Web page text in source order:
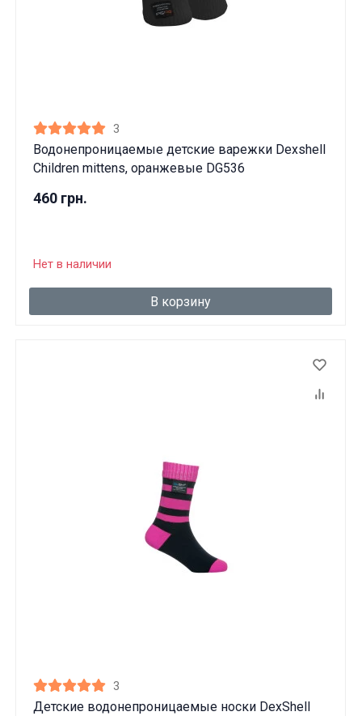
3
Водонепроницаемые детские варежки Dexshell
Children mittens, оранжевые DG536
460 грн.
Нет в наличии
В корзину
3
Детские водонепроницаемые носки DexShell